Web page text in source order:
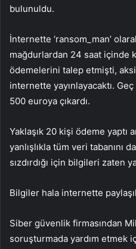
bulunuldu.
İnternette ‘ransom_man’
mağdurlardan 24 saat içinde
ödemelerini talep etmişti,
internette yayınlayacaktı.
500 euroya çıkardı.
Yaklaşık 20 kişi ödeme yaptı
yanlışlıkla tüm veri tabanını
sızdırdığı için bilgileri zaten
Bilgiler hala internette
Siber güvenlik firmasından
soruşturmada yardım etmek